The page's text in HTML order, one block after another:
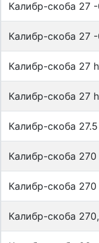
Калибр-скоба 27
Калибр-скоба 27
Калибр-скоба 27
Калибр-скоба 27
Калибр-скоба
Калибр-скоба
Калибр-скоба
Калибр-скоба